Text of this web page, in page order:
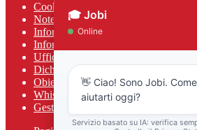
Cookie policy
Note legali
Informativa Privacy
Informativa Privacy chatbot Jobi
Ufficio Relazioni con il Pubblico
Dichiarazione di accessibilità
Obiettivi di accessibilità
Whistleblowing
Gestione consensi cookie